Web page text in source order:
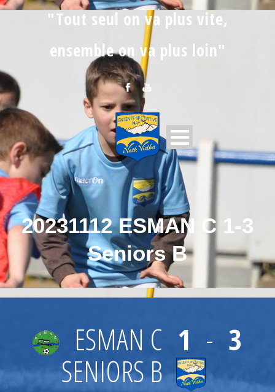
"Tout seul on va plus vite,
ensemble on va plus loin"
20231112 ESMAN C 1-3
Seniors B
ESMAN C 1 - 3
SENIORS B